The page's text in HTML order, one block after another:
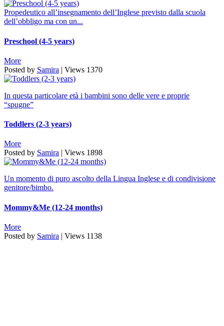
Propedeutico all’insegnamento dell’Inglese previsto dalla scuola
dell’obbligo ma con un...
Preschool (4-5 years)
More
Posted by Samira | Views 1370
In questa particolare età i bambini sono delle vere e proprie
“spugne”
Toddlers (2-3 years)
More
Posted by Samira | Views 1898
Un momento di puro ascolto della Lingua Inglese e di condivisione
genitore/bimbo.
Mommy&Me (12-24 months)
More
Posted by Samira | Views 1138